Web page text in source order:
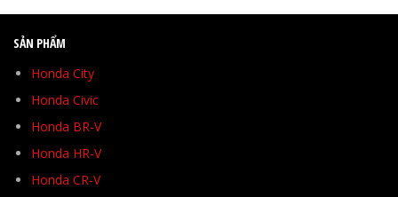
SẢN PHẨM
Honda City
Honda Civic
Honda BR-V
Honda HR-V
Honda CR-V